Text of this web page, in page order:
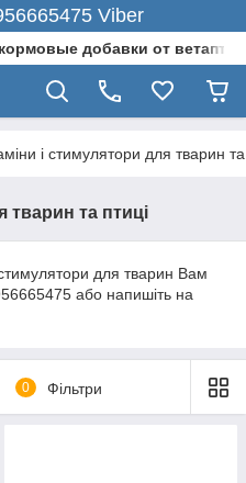
Viber
добавки от
і стимулятори для тварин та
тварин та птиці
для тварин Вам
або напишіть на
0 Фільтри